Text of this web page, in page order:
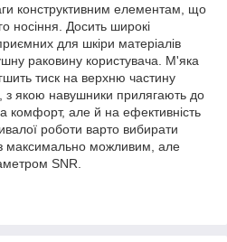
конструктивним елементам, що
носіння. Досить широкі
для шкіри матеріалів
раковину користувача. М'яка
тиск на верхню частину
з якою навушники прилягають до
комфорт, але й на ефективність
роботи варто вибирати
максимально можливим, але
SNR.